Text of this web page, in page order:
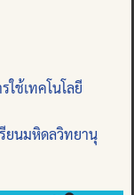
ใช้เทคโนโลยี
รียนมหิดลวิทยานุ